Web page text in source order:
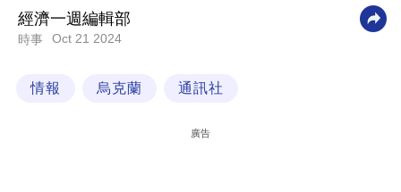
業
科
經濟一週編輯部
時事 Oct 21 2024
情報 烏克蘭 通訊社
廣告